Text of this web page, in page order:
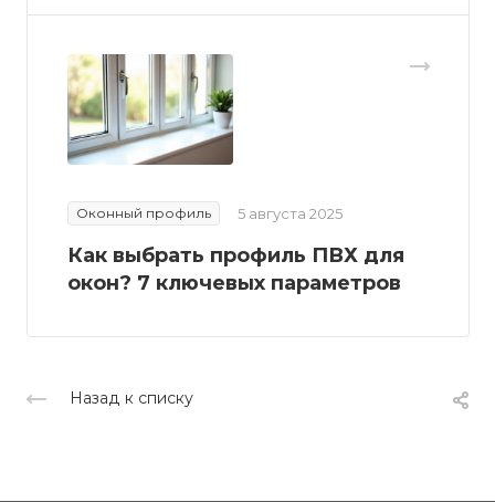
Оконный профиль 5 августа 2025
Как выбрать профиль ПВХ для
окон? 7 ключевых параметров
Назад к списку